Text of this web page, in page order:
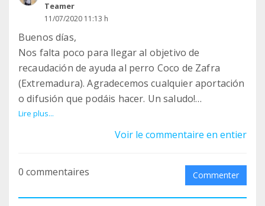
Teamer
11/07/2020 11:13 h
Buenos días,
Nos falta poco para llegar al objetivo de
recaudación de ayuda al perro Coco de Zafra
(Extremadura). Agradecemos cualquier aportación
o difusión que podáis hacer. Un saludo!
https://www.migranodearena.org/reto/ayuda-
para-el-perro-mendigo-coco-rescatado-tras-10-
Lire plus...
Voir le commentaire en entier
0 commentaires Commenter